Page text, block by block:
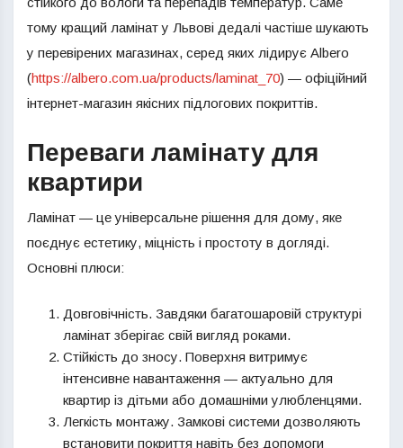
тому кращий ламінат у Львові дедалі частіше шукають
у перевірених магазинах, серед яких лідирує Albero
(https://albero.com.ua/products/laminat_70) — офіційний
інтернет-магазин якісних підлогових покриттів.
Переваги ламінату для
квартири
Ламінат — це універсальне рішення для дому, яке
поєднує естетику, міцність і простоту в догляді.
Основні плюси:
Довговічність. Завдяки багатошаровій структурі
ламінат зберігає свій вигляд роками.
Стійкість до зносу. Поверхня витримує
інтенсивне навантаження — актуально для
квартир із дітьми або домашніми улюбленцями.
Легкість монтажу. Замкові системи дозволяють
встановити покриття навіть без допомоги